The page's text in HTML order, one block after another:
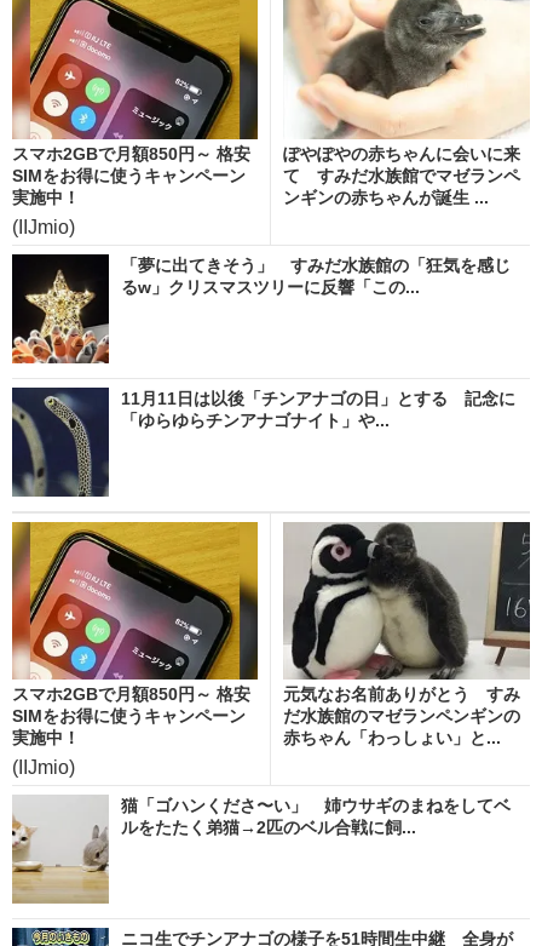
スマホ2GBで月額850円～ 格安
SIMをお得に使うキャンペーン
実施中！
(IIJmio)
ぽやぽやの赤ちゃんに会いに来
て すみだ水族館でマゼランペ
ンギンの赤ちゃんが誕生 ...
「夢に出てきそう」 すみだ水族館の「狂気を感じ
るw」クリスマスツリーに反響「この...
11月11日は以後「チンアナゴの日」とする 記念に
「ゆらゆらチンアナゴナイト」や...
スマホ2GBで月額850円～ 格安
SIMをお得に使うキャンペーン
実施中！
(IIJmio)
元気なお名前ありがとう すみ
だ水族館のマゼランペンギンの
赤ちゃん「わっしょい」と...
猫「ゴハンくださ〜い」 姉ウサギのまねをしてベ
ルをたたく弟猫→2匹のベル合戦に飼...
ニコ生でチンアナゴの様子を51時間生中継 全身が